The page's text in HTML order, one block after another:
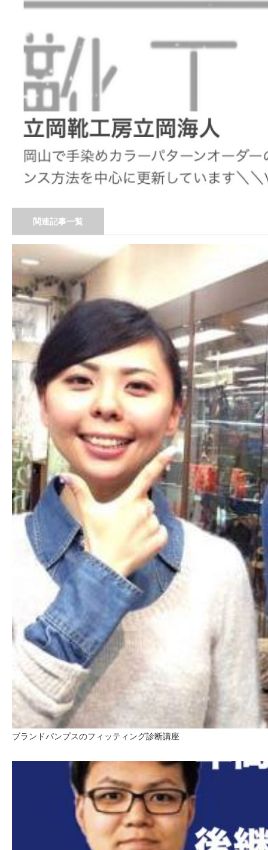
関連記事一覧
ブランドパンプスのフィッティング診断講座